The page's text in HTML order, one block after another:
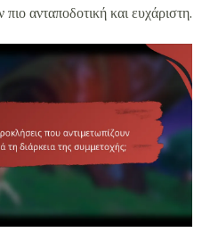
πιο ανταποδοτική και ευχάριστη.